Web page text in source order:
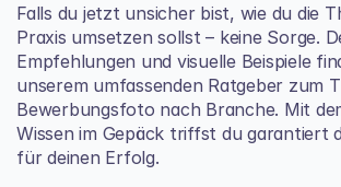
Falls du jetzt unsicher bist, wie du die
Praxis umsetzen sollst – keine Sorge.
Empfehlungen und visuelle Beispiele
Bewerbungsfoto nach Branche. Mit
Wissen im Gepäck triffst du garantiert
für deinen Erfolg.